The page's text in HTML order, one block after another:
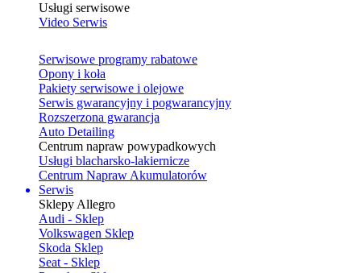
Usługi serwisowe
Video Serwis
Serwisowe programy rabatowe
Opony i koła
Pakiety serwisowe i olejowe
Serwis gwarancyjny i pogwarancyjny
Rozszerzona gwarancja
Auto Detailing
Centrum napraw powypadkowych
Usługi blacharsko-lakiernicze
Centrum Napraw Akumulatorów
Serwis
Sklepy Allegro
Audi - Sklep
Volkswagen Sklep
Skoda Sklep
Seat - Sklep